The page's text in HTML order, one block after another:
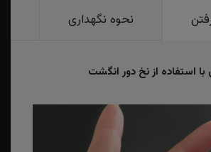
نحوه نگهداری
استفاده از نخ دور انگشت